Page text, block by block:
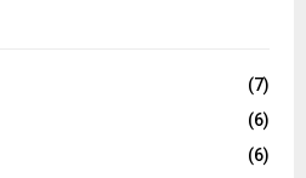
(7)
(6)
(6)